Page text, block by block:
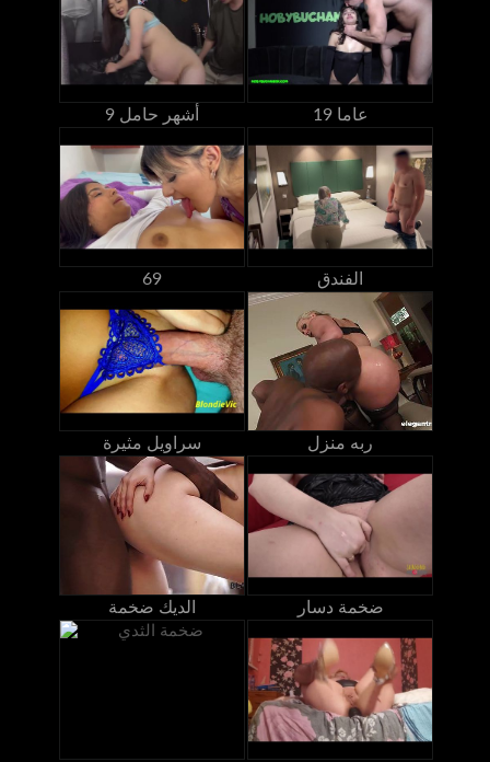
9 أشهر حامل 19 عاما
69 الفندق
سراويل مثيرة ربه منزل
الديك ضخمة ضخمة دسار